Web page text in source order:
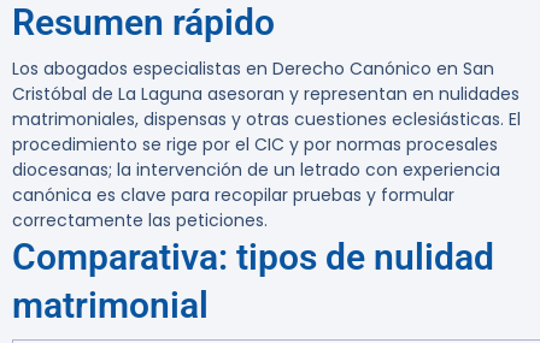
Resumen rápido
Los abogados especialistas en Derecho Canónico en San
Cristóbal de La Laguna asesoran y representan en nulidades
matrimoniales, dispensas y otras cuestiones eclesiásticas. El
procedimiento se rige por el CIC y por normas procesales
diocesanas; la intervención de un letrado con experiencia
canónica es clave para recopilar pruebas y formular
correctamente las peticiones.
Comparativa: tipos de nulidad
matrimonial